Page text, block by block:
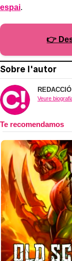
espai.
👉
Sobre l'autor
REDACCIÓ
Veure